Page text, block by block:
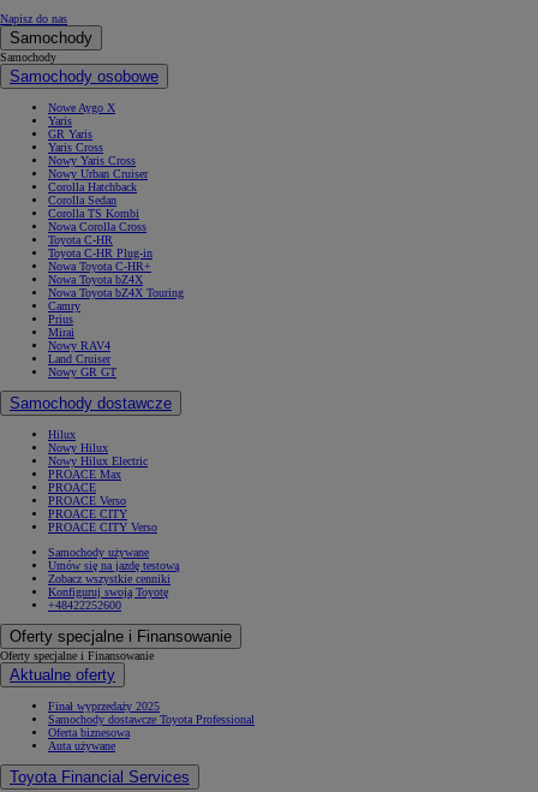
Napisz do nas
Samochody
Samochody
Samochody osobowe
Nowe Aygo X
Yaris
GR Yaris
Yaris Cross
Nowy Yaris Cross
Nowy Urban Cruiser
Corolla Hatchback
Corolla Sedan
Corolla TS Kombi
Nowa Corolla Cross
Toyota C-HR
Toyota C-HR Plug-in
Nowa Toyota C-HR+
Nowa Toyota bZ4X
Nowa Toyota bZ4X Touring
Camry
Prius
Mirai
Nowy RAV4
Land Cruiser
Nowy GR GT
Samochody dostawcze
Hilux
Nowy Hilux
Nowy Hilux Electric
PROACE Max
PROACE
PROACE Verso
PROACE CITY
PROACE CITY Verso
Samochody używane
Umów się na jazdę testową
Zobacz wszystkie cenniki
Konfiguruj swoją Toyotę
+48422252600
Oferty specjalne i Finansowanie
Oferty specjalne i Finansowanie
Aktualne oferty
Finał wyprzedaży 2025
Samochody dostawcze Toyota Professional
Oferta biznesowa
Auta używane
Toyota Financial Services